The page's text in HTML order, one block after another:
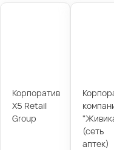
Корпоратив
X5 Retail
Group
(сеть
аптек)